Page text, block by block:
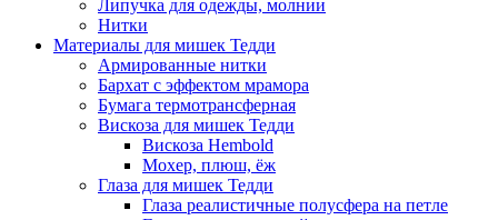
Липучка для одежды, молнии
Нитки
Материалы для мишек Тедди
Армированные нитки
Бархат с эффектом мрамора
Бумага термотрансферная
Вискоза для мишек Тедди
Вискоза Hembold
Мохер, плюш, ёж
Глаза для мишек Тедди
Глаза реалистичные полусфера на петле